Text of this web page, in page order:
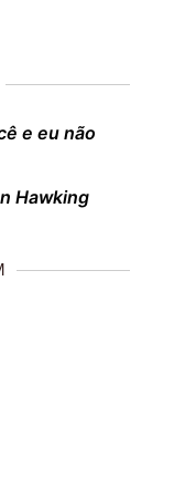
e eu não
Hawking